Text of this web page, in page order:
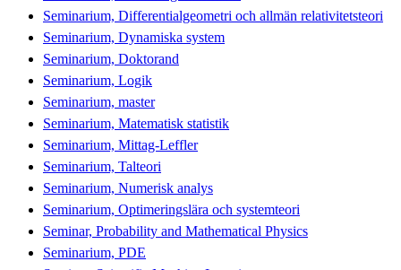
Seminarium, Differentialgeometri och allmän relativitetsteori
Seminarium, Dynamiska system
Seminarium, Doktorand
Seminarium, Logik
Seminarium, master
Seminarium, Matematisk statistik
Seminarium, Mittag-Leffler
Seminarium, Talteori
Seminarium, Numerisk analys
Seminarium, Optimeringslära och systemteori
Seminar, Probability and Mathematical Physics
Seminarium, PDE